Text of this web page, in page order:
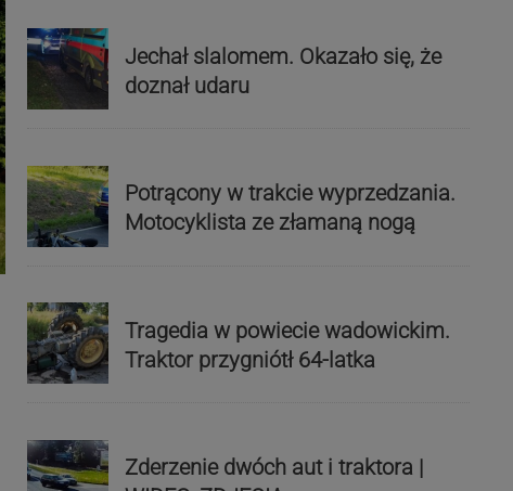
Jechał slalomem. Okazało się, że
doznał udaru
Potrącony w trakcie wyprzedzania.
Motocyklista ze złamaną nogą
Tragedia w powiecie wadowickim.
Traktor przygniótł 64-latka
Zderzenie dwóch aut i traktora |